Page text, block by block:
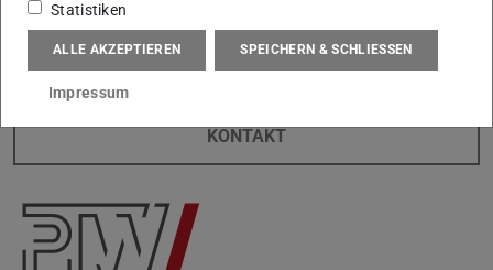
Leonie Meldt M.Sc.
KONTAKT
Statistiken
ALLE AKZEPTIEREN SPEICHERN & SCHLIESSEN
Impressum